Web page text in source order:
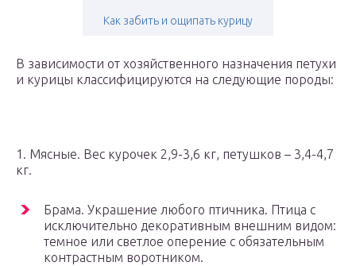
Как забить и ощипать курицу
В зависимости от хозяйственного назначения петухи
и курицы классифицируются на следующие породы:
1. Мясные. Вес курочек 2,9-3,6 кг, петушков – 3,4-4,7
кг.
Брама. Украшение любого птичника. Птица с
исключительно декоративным внешним видом:
темное или светлое оперение с обязательным
контрастным воротником.